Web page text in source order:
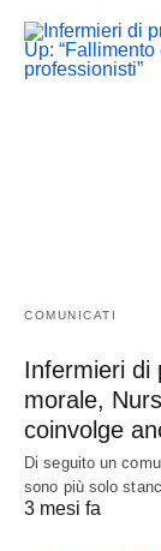
COMUNICATI
Infermieri di
morale,
coinvolge
Di seguito un
sono più solo
3 mesi fa